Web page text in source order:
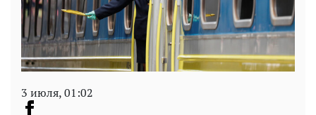
3 июля, 01:02